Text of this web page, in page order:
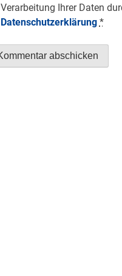
Verarbeitung Ihrer Daten
Datenschutzerklärung *